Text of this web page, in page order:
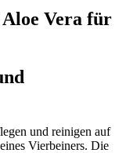
Vera für
und reinigen auf
Vierbeiners. Die